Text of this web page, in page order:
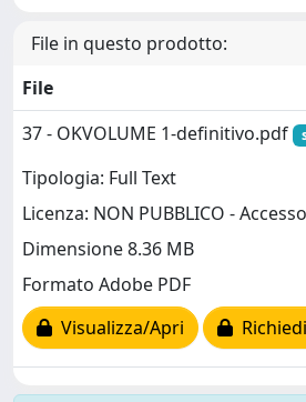
File in questo prodotto:
File
37 - OKVOLUME 1-definitivo.pdf
Tipologia: Full Text
Licenza: NON PUBBLICO -
Dimensione 8.36 MB
Formato Adobe PDF
Visualizza/Apri